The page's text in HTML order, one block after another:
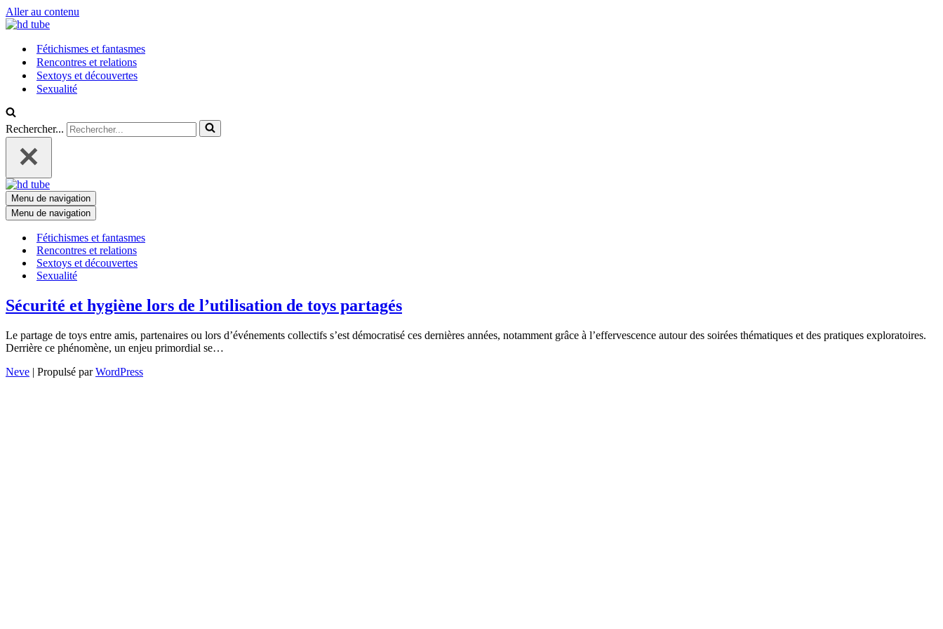
Aller au contenu
Fétichismes et fantasmes
Rencontres et relations
Sextoys et découvertes
Sexualité
Rechercher...
Menu de navigation
Menu de navigation
Fétichismes et fantasmes
Rencontres et relations
Sextoys et découvertes
Sexualité
Sécurité et hygiène lors de l’utilisation de toys partagés
Le partage de toys entre amis, partenaires ou lors d’événements collectifs s’est démocratisé ces dernières années, notamment grâce à l’effervescence autour des soirées thématiques et des pratiques exploratoires.
Derrière ce phénomène, un enjeu primordial se…
Neve | Propulsé parWordPress